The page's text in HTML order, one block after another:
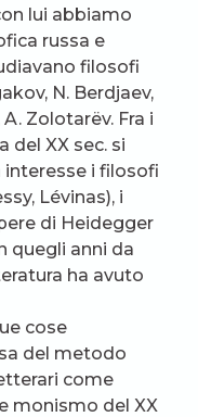
lui abbiamo
russa e
filosofi
N. Berdjaev,
A. Zolotarëv. Fra i
del XX sec. si
i filosofi
Lévinas), i
di Heidegger
quegli anni da
ha avuto
cose
del metodo
come
monismo del XX